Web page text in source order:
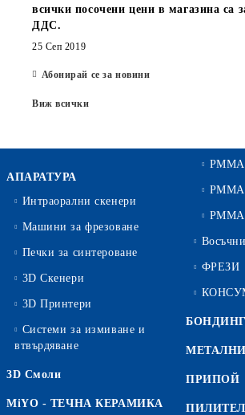
всички посочени цени в магазина са
ДДС.
25 Сеп 2019
Абонирай се за новини
Виж всички
АПАРАТУРА
Интраорални скенери
Машини за фрезоване
Печки за синтероване
3D Скенери
3D Принтери
Системи за измиване и
втвърдяване
3D Смоли
MiYO - ТЕЧНА КЕРАМИКА
ФРЕЗИ
БОНДИНГ
ПРИПОЙ